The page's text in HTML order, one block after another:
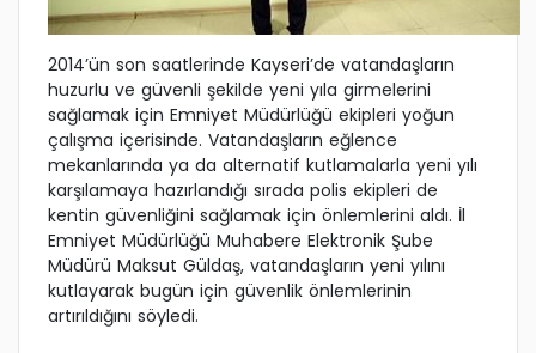
2014’ün son saatlerinde Kayseri’de vatandaşların
huzurlu ve güvenli şekilde yeni yıla girmelerini
sağlamak için Emniyet Müdürlüğü ekipleri yoğun
çalışma içerisinde. Vatandaşların eğlence
mekanlarında ya da alternatif kutlamalarla yeni yılı
karşılamaya hazırlandığı sırada polis ekipleri de
kentin güvenliğini sağlamak için önlemlerini aldı. İl
Emniyet Müdürlüğü Muhabere Elektronik Şube
Müdürü Maksut Güldaş, vatandaşların yeni yılını
kutlayarak bugün için güvenlik önlemlerinin
artırıldığını söyledi.